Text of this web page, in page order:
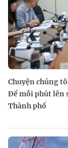
Chuyện chúng
Để mỗi phút lên
Thành phố